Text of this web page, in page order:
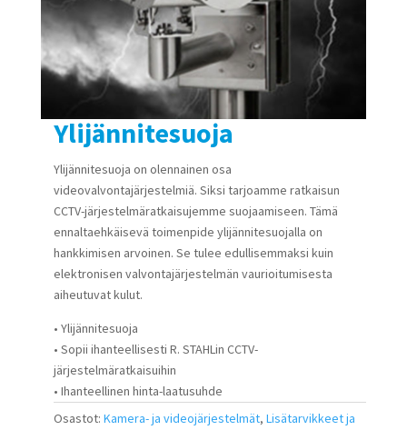
Ylijännitesuoja
Ylijännitesuoja on olennainen osa
videovalvontajärjestelmiä. Siksi tarjoamme ratkaisun
CCTV-järjestelmäratkaisujemme suojaamiseen. Tämä
ennaltaehkäisevä toimenpide ylijännitesuojalla on
hankkimisen arvoinen. Se tulee edullisemmaksi kuin
elektronisen valvontajärjestelmän vaurioitumisesta
aiheutuvat kulut.
• Ylijännitesuoja
• Sopii ihanteellisesti R. STAHLin CCTV-
järjestelmäratkaisuihin
• Ihanteellinen hinta-laatusuhde
Osastot: Kamera- ja videojärjestelmät, Lisätarvikkeet ja